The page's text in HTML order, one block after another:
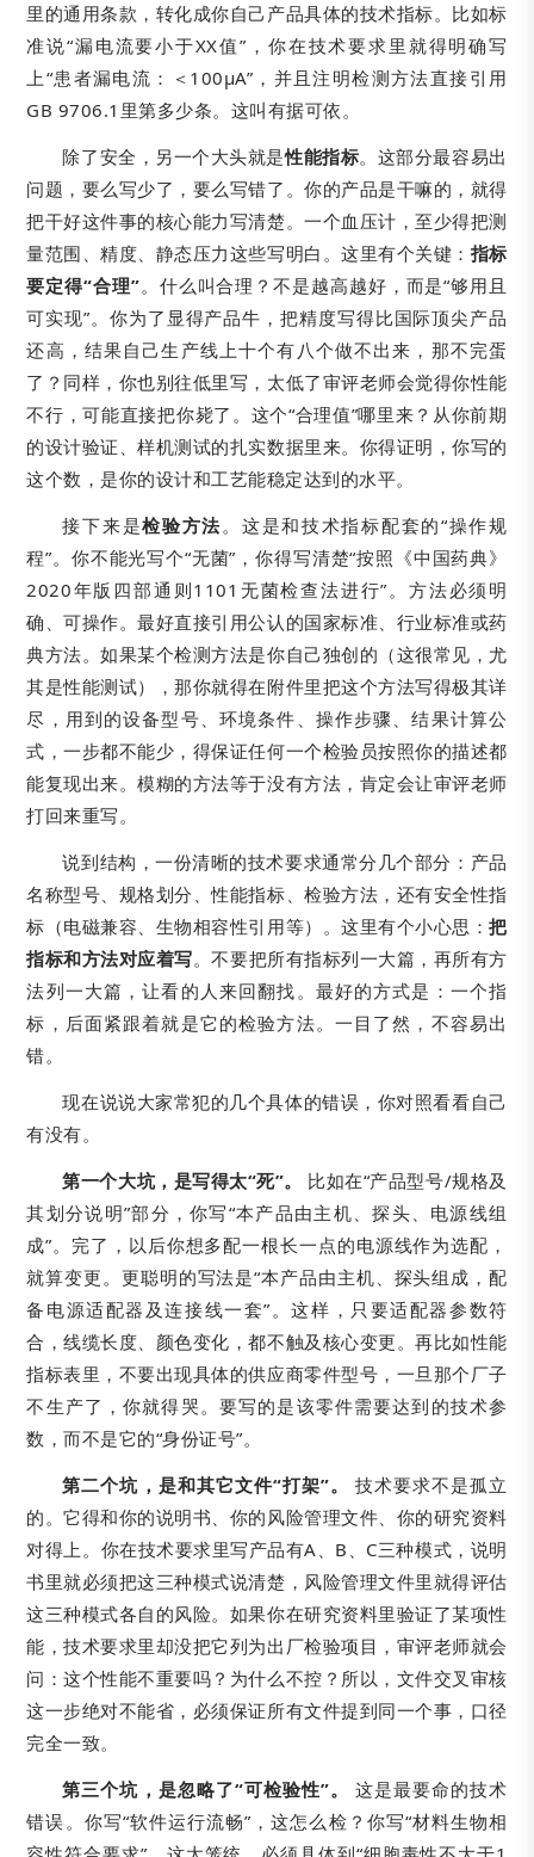
里的通用条款，转化成你自己产品具体的技术指标。比如标
准说“漏电流要小于XX值”，你在技术要求里就得明确写
上“患者漏电流：＜100μA”，并且注明检测方法直接引用
GB 9706.1里第多少条。这叫有据可依。
除了安全，另一个大头就是性能指标。这部分最容易出
问题，要么写少了，要么写错了。你的产品是干嘛的，就得
把干好这件事的核心能力写清楚。一个血压计，至少得把测
量范围、精度、静态压力这些写明白。这里有个关键： 指标
要定得“合理”。什么叫合理？不是越高越好，而是“够用且
可实现”。你为了显得产品牛，把精度写得比国际顶尖产品
还高，结果自己生产线上十个有八个做不出来，那不完蛋
了？同样，你也别往低里写，太低了审评老师会觉得你性能
不行，可能直接把你毙了。这个“合理值”哪里来？从你前期
的设计验证、样机测试的扎实数据里来。你得证明，你写的
这个数，是你的设计和工艺能稳定达到的水平。
接下来是检验方法。这是和技术指标配套的“操作规
程”。你不能光写个“无菌”，你得写清楚“按照《中国药典》
2020年版四部通则1101无菌检查法进行”。方法必须明
确、可操作。最好直接引用公认的国家标准、行业标准或药
典方法。如果某个检测方法是你自己独创的（这很常见，尤
其是性能测试），那你就得在附件里把这个方法写得极其详
尽，用到的设备型号、环境条件、操作步骤、结果计算公
式，一步都不能少，得保证任何一个检验员按照你的描述都
能复现出来。模糊的方法等于没有方法，肯定会让审评老师
打回来重写。
说到结构，一份清晰的技术要求通常分几个部分：产品
名称型号、规格划分、性能指标、检验方法，还有安全性指
标（电磁兼容、生物相容性引用等）。这里有个小心思：把
指标和方法对应着写。不要把所有指标列一大篇，再所有方
法列一大篇，让看的人来回翻找。最好的方式是：一个指
标，后面紧跟着就是它的检验方法。一目了然，不容易出
错。
现在说说大家常犯的几个具体的错误，你对照看看自己
有没有。
第一个大坑，是写得太“死”。
比如在“产品型号/规格及
其划分说明”部分，你写“本产品由主机、探头、电源线组
成”。完了，以后你想多配一根长一点的电源线作为选配，
就算变更。更聪明的写法是“本产品由主机、探头组成，配
备电源适配器及连接线一套”。这样，只要适配器参数符
合，线缆长度、颜色变化，都不触及核心变更。再比如性能
指标表里，不要出现具体的供应商零件型号，一旦那个厂子
不生产了，你就得哭。要写的是该零件需要达到的技术参
数，而不是它的“身份证号”。
第二个坑，是和其它文件“打架”。
技术要求不是孤立
的。它得和你的说明书、你的风险管理文件、你的研究资料
对得上。你在技术要求里写产品有A、B、C三种模式，说明
书里就必须把这三种模式说清楚，风险管理文件里就得评估
这三种模式各自的风险。如果你在研究资料里验证了某项性
能，技术要求里却没把它列为出厂检验项目，审评老师就会
问：这个性能不重要吗？为什么不控？所以，文件交叉审核
这一步绝对不能省，必须保证所有文件提到同一个事，口径
完全一致。
第三个坑，是忽略了“可检验性”。
这是最要命的技术
错误。你写“软件运行流畅”，这怎么检？你写“材料生物相